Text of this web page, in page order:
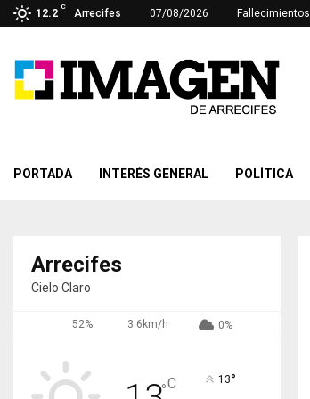
12.2
C
Arrecifes 07/08/2026 Fallecimientos
PORTADA INTERÉS GENERAL POLÍTICA
Arrecifes
Cielo Claro
52% 3.6km/h 0%
°C 13°